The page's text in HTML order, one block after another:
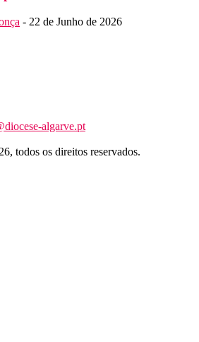
- 22 de Junho de 2026
algarve.pt
todos os direitos reservados.